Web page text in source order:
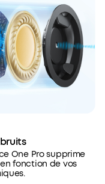
One Pro supprime
fonction de vos